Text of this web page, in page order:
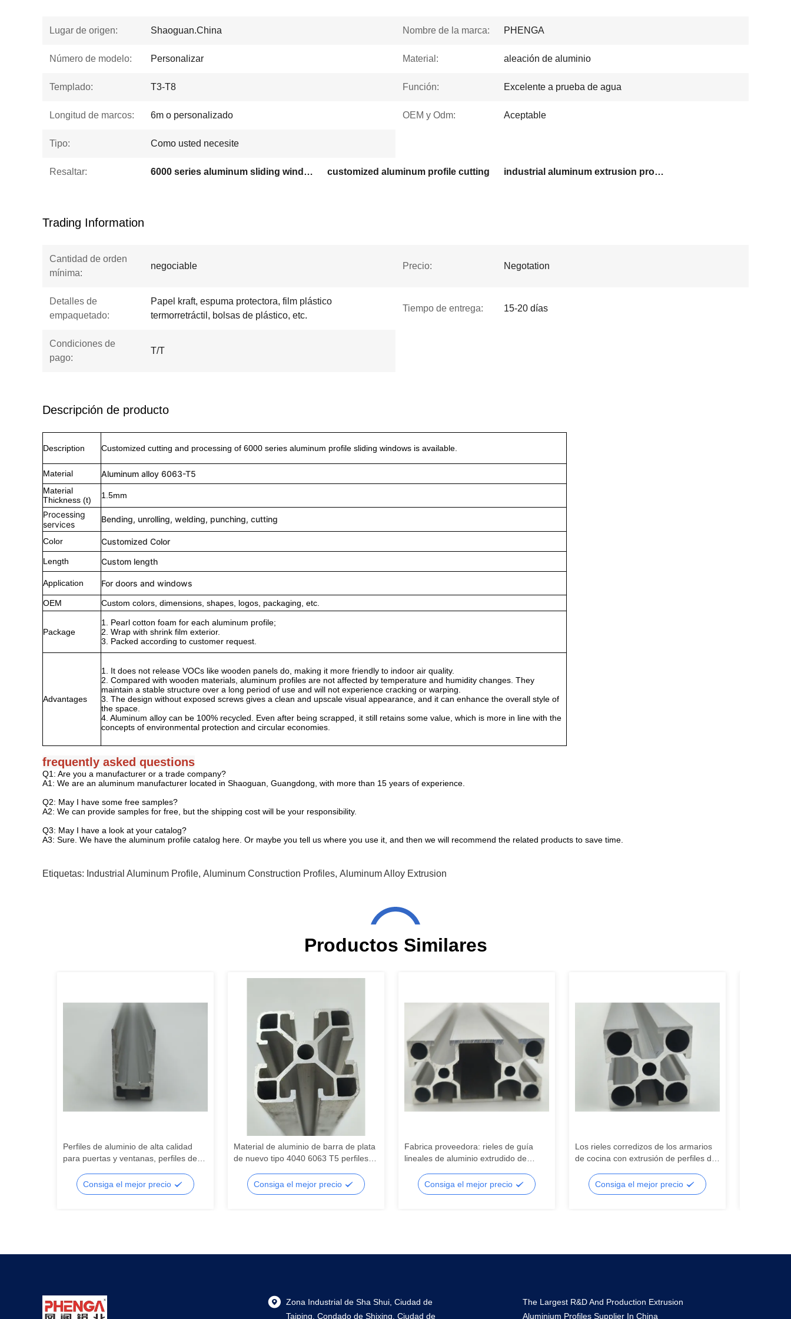
Lugar de origen: Shaoguan.China Nombre de la marca: PHENGA
Número de modelo: Personalizar Material: aleación de aluminio
Templado: T3-T8 Función: Excelente a prueba de agua
Longitud de marcos: 6m o personalizado OEM y Odm: Aceptable
Tipo: Como usted necesite
Resaltar: 6000 series aluminum sliding windows customized aluminum profile cutting industrial aluminum extrusion processing
Trading Information
Cantidad de orden
mínima:
negociable Precio: Negotation
Detalles de
empaquetado:
Papel kraft, espuma protectora, film plástico
termorretráctil, bolsas de plástico, etc.
Tiempo de entrega: 15-20 días
Condiciones de
pago:
T/T
Descripción de producto
Description Customized cutting and processing of 6000 series aluminum profile sliding windows is available.
Material Aluminum alloy 6063-T5
Material
Thickness (t)
1.5mm
Processing
services
Bending, unrolling, welding, punching, cutting
Color Customized Color
Length Custom length
Application For doors and windows
OEM Custom colors, dimensions, shapes, logos, packaging, etc.
Package
1. Pearl cotton foam for each aluminum profile;
2. Wrap with shrink film exterior.
3. Packed according to customer request.
Advantages
1. It does not release VOCs like wooden panels do, making it more friendly to indoor air quality.
2. Compared with wooden materials, aluminum profiles are not affected by temperature and humidity changes. They
maintain a stable structure over a long period of use and will not experience cracking or warping.
3. The design without exposed screws gives a clean and upscale visual appearance, and it can enhance the overall style of
the space.
4. Aluminum alloy can be 100% recycled. Even after being scrapped, it still retains some value, which is more in line with the
concepts of environmental protection and circular economies.
frequently asked questions
Q1: Are you a manufacturer or a trade company?
A1: We are an aluminum manufacturer located in Shaoguan, Guangdong, with more than 15 years of experience.
Q2: May I have some free samples?
A2: We can provide samples for free, but the shipping cost will be your responsibility.
Q3: May I have a look at your catalog?
A3: Sure. We have the aluminum profile catalog here. Or maybe you tell us where you use it, and then we will recommend the related products to save time.
Etiquetas: Industrial Aluminum Profile, Aluminum Construction Profiles, Aluminum Alloy Extrusion
Productos Similares
Perfiles de aluminio de alta calidad
para puertas y ventanas, perfiles de
proveedor de perfiles de aluminio para
puertas
Consiga el mejor precio
Material de aluminio de barra de plata
de nuevo tipo 4040 6063 T5 perfiles
China, perfiles de aleación de aluminio
extrudidos
Consiga el mejor precio
Fabrica proveedora: rieles de guía
lineales de aluminio extrudido de
3060, adecuados para marcos de
equipos de mesa de trabajo
Consiga el mejor precio
Los rieles corredizos de los armarios
de cocina con extrusión de perfiles de
medida fabricados en China se utilizan
para doblar y cortar ventanas.
Consiga el mejor precio
Zona Industrial de Sha Shui, Ciudad de
Taiping, Condado de Shixing, Ciudad de
The Largest R&D And Production Extrusion
Aluminium Profiles Supplier In China